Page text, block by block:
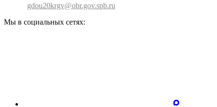
gdou20krgv@obr.gov.spb.ru
Мы в социальных сетях: